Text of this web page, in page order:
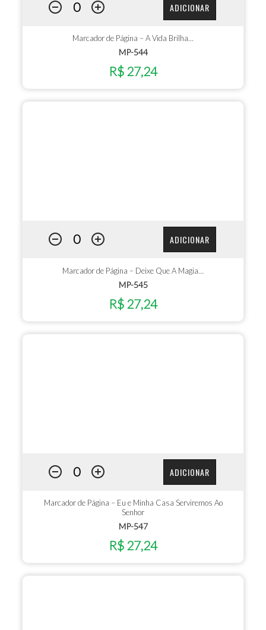
ADICIONAR
Marcador de Página – A Vida Brilha…
MP-544
R$ 27,24
ADICIONAR
Marcador de Página – Deixe Que A Magia…
MP-545
R$ 27,24
ADICIONAR
Marcador de Página – Eu e Minha Casa Serviremos Ao
Senhor
MP-547
R$ 27,24